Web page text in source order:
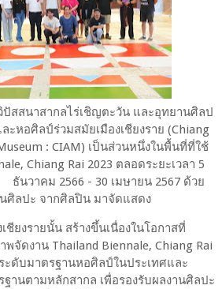
สสนาสากลไร่เชิญตะวัน และอุทยานศิลป
หอศิลป์ร่วมสมัยเมืองเชียงราย (Chiang
: CIAM) เป็นส่วนหนึ่งในพื้นที่ที่ใช้
Chiang Rai 2023 ตลอดระยะเวลา 5
ธันวาคม 2566 - 30 เมษายน 2567 ด้วย
ศิลปะ จากศิลปิน มาจัดแสดง
ชียงรายนั้น สร้างขึ้นเนื่องในโอกาสที่
พจัดงาน Thailand Biennale, Chiang Rai
ะดับมาตรฐานหอศิลป์ในประเทศและ
ฐานตามหลักสากล เพื่อรองรับผลงานศิลปะ